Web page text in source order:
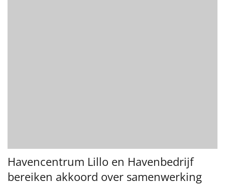
Havencentrum Lillo en Havenbedrijf
bereiken akkoord over samenwerking